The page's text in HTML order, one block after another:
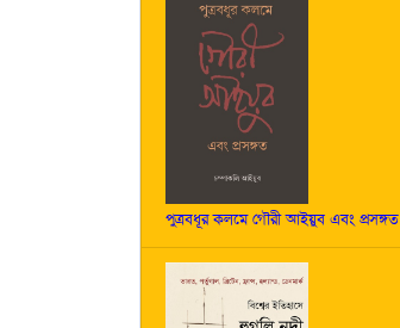
পুত্রবধূর কলমে গৌরী আইয়ুব এবং প্রসঙ্গত